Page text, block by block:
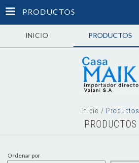
PRODUCTOS
INICIO PRODUCTOS
Inicio / Productos
PRODUCTOS
Ordenar por